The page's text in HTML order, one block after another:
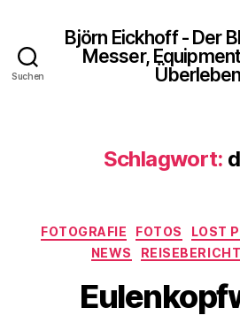
Suchen
Björn Eickhoff - Der
Messer,
Überleben
Schlagwort:
FOTOGRAFIE FOTOS LOST
NEWS
REISEBERICHT